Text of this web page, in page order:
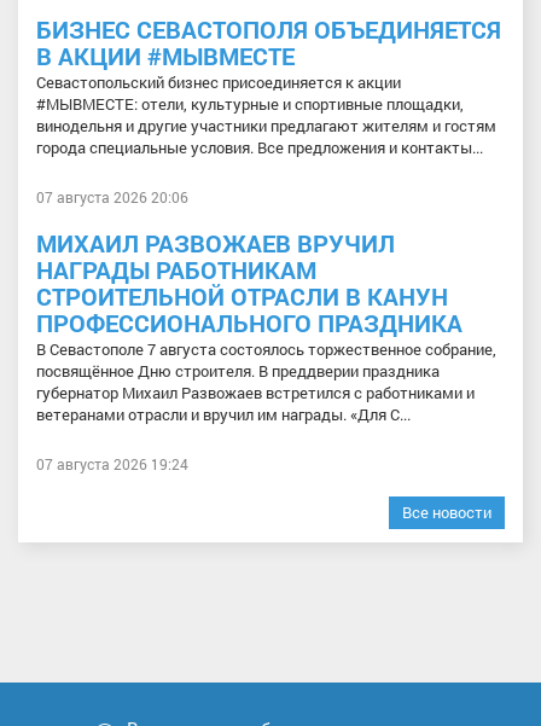
БИЗНЕС СЕВАСТОПОЛЯ ОБЪЕДИНЯЕТСЯ
В АКЦИИ #МЫВМЕСТЕ
Севастопольский бизнес присоединяется к акции
#МЫВМЕСТЕ: отели, культурные и спортивные площадки,
винодельня и другие участники предлагают жителям и гостям
города специальные условия. Все предложения и контакты...
07 августа 2026 20:06
МИХАИЛ РАЗВОЖАЕВ ВРУЧИЛ
НАГРАДЫ РАБОТНИКАМ
СТРОИТЕЛЬНОЙ ОТРАСЛИ В КАНУН
ПРОФЕССИОНАЛЬНОГО ПРАЗДНИКА
В Севастополе 7 августа состоялось торжественное собрание,
посвящённое Дню строителя. В преддверии праздника
губернатор Михаил Развожаев встретился с работниками и
ветеранами отрасли и вручил им награды. «Для С...
07 августа 2026 19:24
Все новости